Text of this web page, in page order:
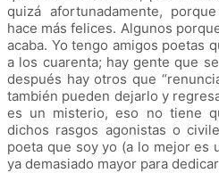
quizá afortunadamente,
hace más felices. Algunos
acaba. Yo tengo amigos poetas
a los cuarenta; hay gente que
después hay otros que
también pueden dejarlo y
es un misterio, eso no tiene
dichos rasgos agonistas o
poeta que soy yo (a lo mejor es
ya demasiado mayor para